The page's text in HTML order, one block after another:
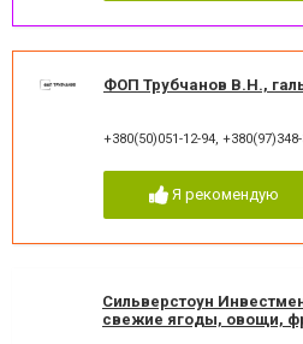
ФОП Трубчанов В.Н.,
+380(50)051-12-94,
Я рекомендую
Сильверстоун
свежие ягоды, овощи,